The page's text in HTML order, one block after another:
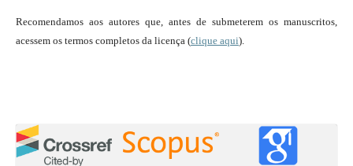
Recomendamos aos autores que, antes de submeterem os manuscritos,
acessem os termos completos da licença (clique aqui).